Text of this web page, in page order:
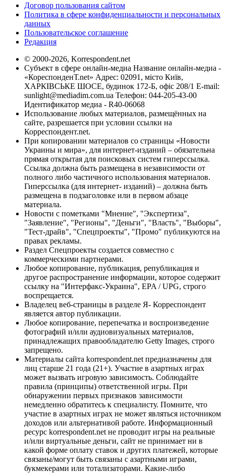
Договор пользования сайтом
Политика в сфере конфиденциальности и персональных
данных
Пользовательское соглашение
Редакция
© 2000-2026, Korrespondent.net
Субъект в сфере онлайн-медиа Название онлайн-медиа -
«КореспонденТ.net» Адрес: 02091, місто Київ,
ХАРКІВСЬКЕ ШОСЕ, будинок 172-Б, офіс 208/1 E-mail:
sunlight@mediadim.com.ua Телефон: 044-205-43-00
Идентификатор медиа - R40-06068
Использование любых материалов, размещённых на
сайте, разрешается при условии ссылки на
Корреспондент.net.
При копировании материалов со страницы «Новости
Украины и мира», для интернет-изданий – обязательна
прямая открытая для поисковых систем гиперссылка.
Ссылка должна быть размещена в независимости от
полного либо частичного использования материалов.
Гиперссылка (для интернет- изданий) – должна быть
размещена в подзаголовке или в первом абзаце
материала.
Новости с пометками "Мнение", "Экспертиза",
"Заявление", "Регионы", "Деньги", "Власть", "Выборы",
"Тест-драйв", "Спецпроекты", "Промо" публикуются на
правах рекламы.
Раздел Спецпроекты создается совместно с
коммерческими партнерами.
Любое копирование, публикация, републикация и
другое распространение информации, которое содержит
ссылку на "Интерфакс-Украина", EPA / UPG, строго
воспрещается.
Владелец веб-страницы в разделе Я- Корреспондент
является автор публикации.
Любое копирование, перепечатка и воспроизведение
фотографий и/или аудиовизуальных материалов,
принадлежащих правообладателю Getty Images, строго
запрещено.
Материалы сайта korrespondent.net предназначены для
лиц старше 21 года (21+). Участие в азартных играх
может вызвать игровую зависимость. Соблюдайте
правила (принципы) ответственной игры. При
обнаружении первых признаков зависимости
немедленно обратитесь к специалисту. Помните, что
участие в азартных играх не может являться источником
доходов или альтернативой работе. Информационный
ресурс korrespondent.net не проводит игры на реальные
и/или виртуальные деньги, сайт не принимает ни в
какой форме оплату ставок и других платежей, которые
связаны/могут быть связаны с азартными играми,
букмекерами или тотализаторами. Какие-либо